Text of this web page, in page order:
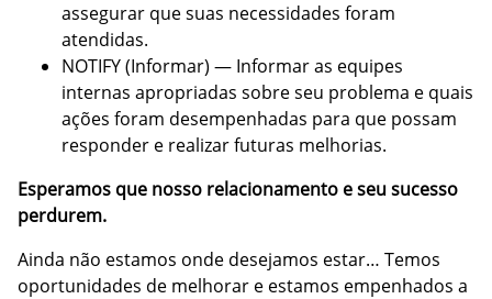
assegurar que suas necessidades foram
atendidas.
NOTIFY (Informar) — Informar as equipes
internas apropriadas sobre seu problema e quais
ações foram desempenhadas para que possam
responder e realizar futuras melhorias.
Esperamos que nosso relacionamento e seu sucesso
perdurem.
Ainda não estamos onde desejamos estar… Temos
oportunidades de melhorar e estamos empenhados a